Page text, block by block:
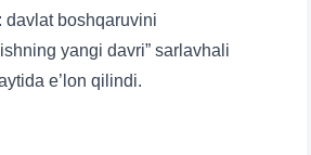
davlat boshqaruvini
yangi davri” sarlavhali
e’lon qilindi.